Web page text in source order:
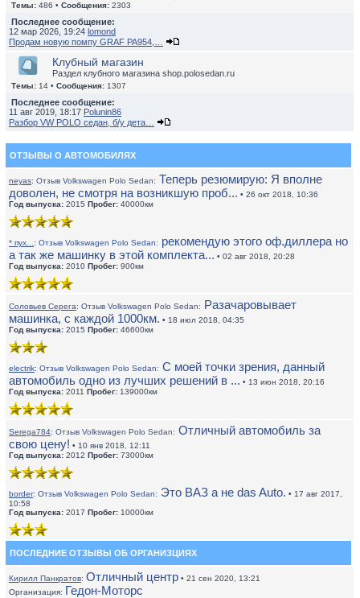
Темы: 486 • Сообщения: 2303
Последнее сообщение:
12 мар 2026, 19:24 lomond
Продам новую помпу GRAF PA954,…
Клубный магазин
Раздел клубного магазина shop.polosedan.ru
Темы: 14 • Сообщения: 1307
Последнее сообщение:
11 авг 2019, 18:17 Polunin86
Разбор VW POLO седан, б/у дета…
ОТЗЫВЫ О АВТОМОБИЛЯХ
neyas: Отзыв Volkswagen Polo Sedan: Теперь резюмирую: Я вполне
доволен, не смотря на возникшую проб... • 26 окт 2018, 10:36
Год выпуска: 2015 Пробег: 40000км
* пух... : Отзыв Volkswagen Polo Sedan: рекомендую этого оф.диллера но
а так же машинку в этой комплекта... • 02 авг 2018, 20:28
Год выпуска: 2010 Пробег: 900км
Соловьев Серега: Отзыв Volkswagen Polo Sedan: Разачаровывает
машинка, с каждой 1000км. • 18 июл 2018, 04:35
Год выпуска: 2015 Пробег: 46600км
electrik: Отзыв Volkswagen Polo Sedan: С моей точки зрения, данный
автомобиль одно из лучших решений в ... • 13 июн 2018, 20:16
Год выпуска: 2011 Пробег: 139000км
Serega784: Отзыв Volkswagen Polo Sedan: Отличный автомобиль за
свою цену! • 10 янв 2018, 12:11
Год выпуска: 2012 Пробег: 73000км
border: Отзыв Volkswagen Polo Sedan: Это ВАЗ а не das Auto. • 17 авг 2017,
10:58
Год выпуска: 2017 Пробег: 10000км
ПОСЛЕДНИЕ ОТЗЫВЫ ОБ ОРГАНИЗЦИЯХ
Кирилл Панкратов: Отличный центр • 21 сен 2020, 13:21
Организация: Гедон-Моторс